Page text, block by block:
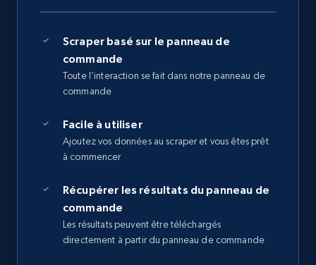
Scraper basé sur le panneau de
commande
Toute l’interaction se fait dans notre panneau de
commande
Facile à utiliser
Ajoutez vos données au scraper et vous êtes prêt
à commencer
Récupérer les résultats du panneau de
commande
Les résultats peuvent être téléchargés
directement à partir du panneau de commande